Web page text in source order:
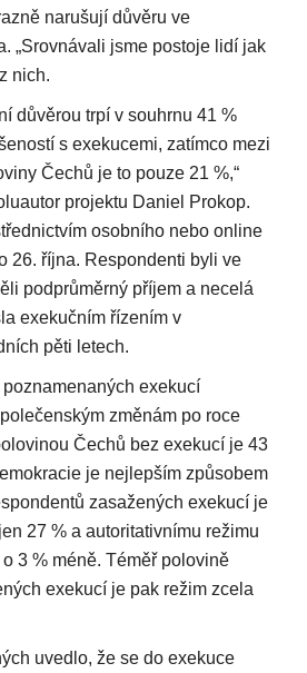
narušují důvěru ve
„Srovnávali jsme postoje lidí jak
nich.
důvěrou trpí v souhrnu 41 %
s exekucemi, zatímco mezi
Čechů je to pouze 21 %,“
projektu Daniel Prokop.
osobního nebo online
26. října. Respondenti byli ve
podprůměrný příjem a necelá
exekučním řízením v
pěti letech.
exekucí
změnám po roce
Čechů bez exekucí je 43
je nejlepším způsobem
zasažených exekucí je
27 % a autoritativnímu režimu
3 % méně. Téměř polovině
exekucí je pak režim zcela
uvedlo, že se do exekuce